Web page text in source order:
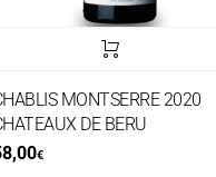
MONTSERRE 2020
DE BERU
€